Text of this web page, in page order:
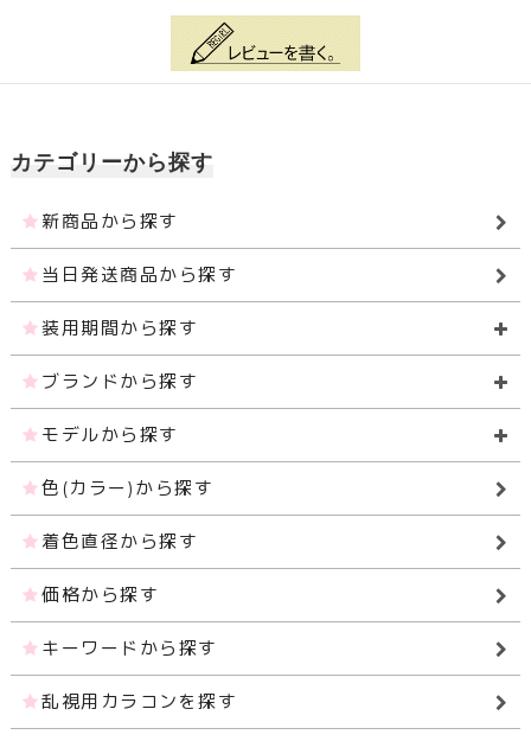
カテゴリーから探す
新商品から探す
当日発送商品から探す
装用期間から探す
ブランドから探す
モデルから探す
色(カラー)から探す
着色直径から探す
価格から探す
キーワードから探す
乱視用カラコンを探す